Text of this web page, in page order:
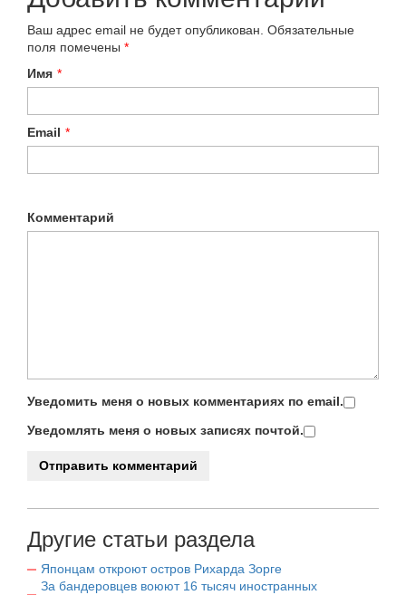
Ваш адрес email не будет опубликован. Обязательные
поля помечены *
Имя *
Email *
Комментарий
Уведомить меня о новых комментариях по email.
Уведомлять меня о новых записях почтой.
Другие статьи раздела
Японцам откроют остров Рихарда Зорге
За бандеровцев воюют 16 тысяч иностранных